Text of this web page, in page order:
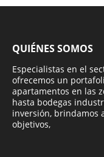
QUIÉNES SOMOS
Especialistas en el
ofrecemos un
apartamentos en las
hasta bodegas
inversión, brindamos
objetivos,